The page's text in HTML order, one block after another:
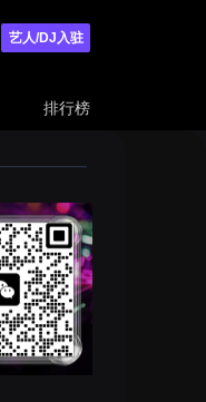
艺人/DJ入驻
排行榜